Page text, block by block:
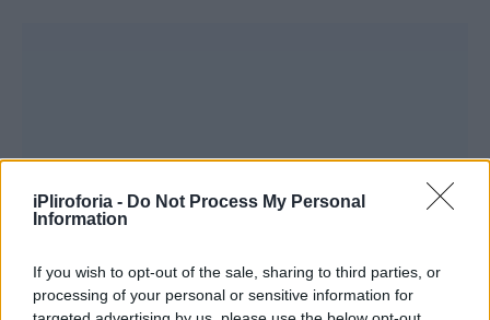
iPliroforia - Do Not Process My Personal
Information
If you wish to opt-out of the sale, sharing to third parties, or
processing of your personal or sensitive information for